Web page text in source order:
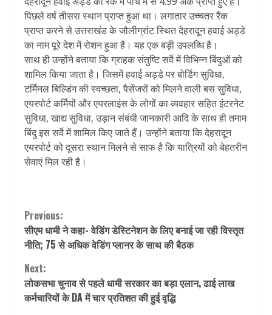
पिछले वर्ष तीसरा स्थान प्राप्त हुआ था। लगातार उच्चतर रैंक
प्राप्त करने से उत्तराखंड के जौलीग्रांट स्थित देहरादून हवाई अड्डे
का नाम पूरे देश में रोशन हुआ है। यह एक बड़ी उपलब्धि है।
साथ ही उन्होंने बताया कि ग्राहक संतुष्टि सर्वे में विभिन्न बिंदुओं को
शामिल किया जाता है। जिसमें हवाई अड्डे पर बोर्डिग सुविधा,
टर्मिनल बिल्डिंग की स्वच्छता, पैसेंजरों को मिलने वाली बस सुविधा,
एयरपोर्ट कर्मियों और एयरलाइंस के लोगों का व्यवहार सहित इंटरनेट
सुविधा, खाद्य सुविधा, उड़ान संबंधी जानकारी आदि के साथ ही तमाम
बिंदु इस सर्वे में शामिल किए जाते हैं। उन्होंने बताया कि देहरादून
एयरपोर्ट को दूसरा स्थान मिलने से साफ है कि यात्रियों को बेहतरीन
सेवाएं मिल रही है।
Continue
Reading
Previous:
सीएम धामी ने कहा- वेडिंग डेस्टिनेशन के लिए बनाई जा रही विस्तृत
नीति; 75 से अधिक वेडिंग प्लानर के साथ की बैठक
Next:
लोकसभा चुनाव से पहले धामी सरकार का बड़ा एलान, ढाई लाख
कर्मचारियों के DA में चार प्रतिशत की हुई वृद्धि